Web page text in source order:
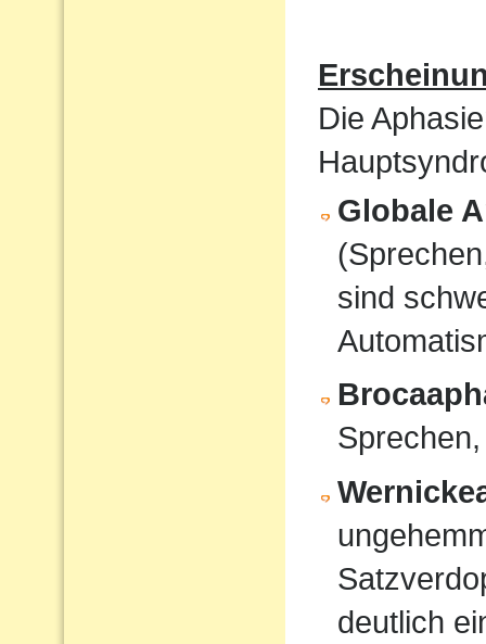
Die
Globale
sind
deutlich